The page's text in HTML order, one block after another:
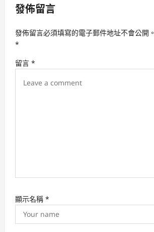
i
a
t
i
發佈留言
發佈留言必須填寫的電子郵件地址不會公開。
*
留言 *
顯示名稱 *